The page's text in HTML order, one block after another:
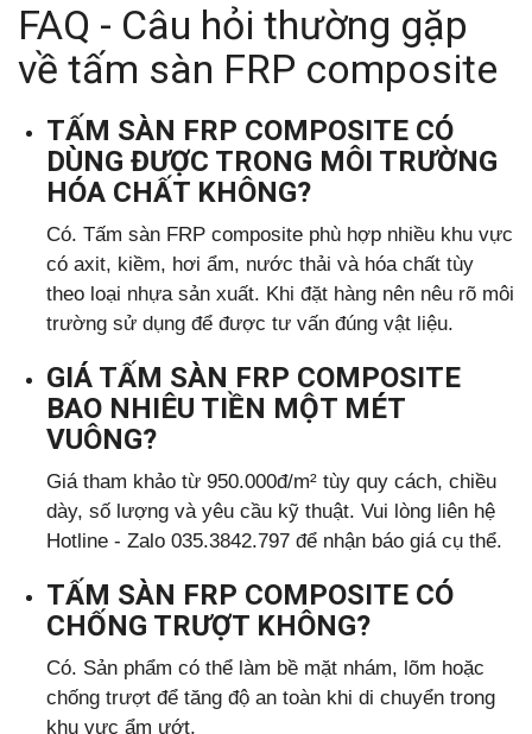
FAQ - Câu hỏi thường gặp
về tấm sàn FRP composite
TẤM SÀN FRP COMPOSITE CÓ
DÙNG ĐƯỢC TRONG MÔI TRƯỜNG
HÓA CHẤT KHÔNG?
Có. Tấm sàn FRP composite phù hợp nhiều khu vực
có axit, kiềm, hơi ẩm, nước thải và hóa chất tùy
theo loại nhựa sản xuất. Khi đặt hàng nên nêu rõ môi
trường sử dụng để được tư vấn đúng vật liệu.
GIÁ TẤM SÀN FRP COMPOSITE
BAO NHIÊU TIỀN MỘT MÉT
VUÔNG?
Giá tham khảo từ 950.000đ/m² tùy quy cách, chiều
dày, số lượng và yêu cầu kỹ thuật. Vui lòng liên hệ
Hotline - Zalo 035.3842.797 để nhận báo giá cụ thể.
TẤM SÀN FRP COMPOSITE CÓ
CHỐNG TRƯỢT KHÔNG?
Có. Sản phẩm có thể làm bề mặt nhám, lõm hoặc
chống trượt để tăng độ an toàn khi di chuyển trong
khu vực ẩm ướt.